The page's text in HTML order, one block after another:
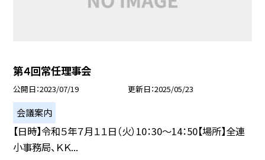
第４回常任理事会
公開日 2023/07/19 更新日 2025/05/23
会議案内
【日時】令和５年７月１１日（火）10：30〜14：50【場所】全連
小事務局、ＫＫ...